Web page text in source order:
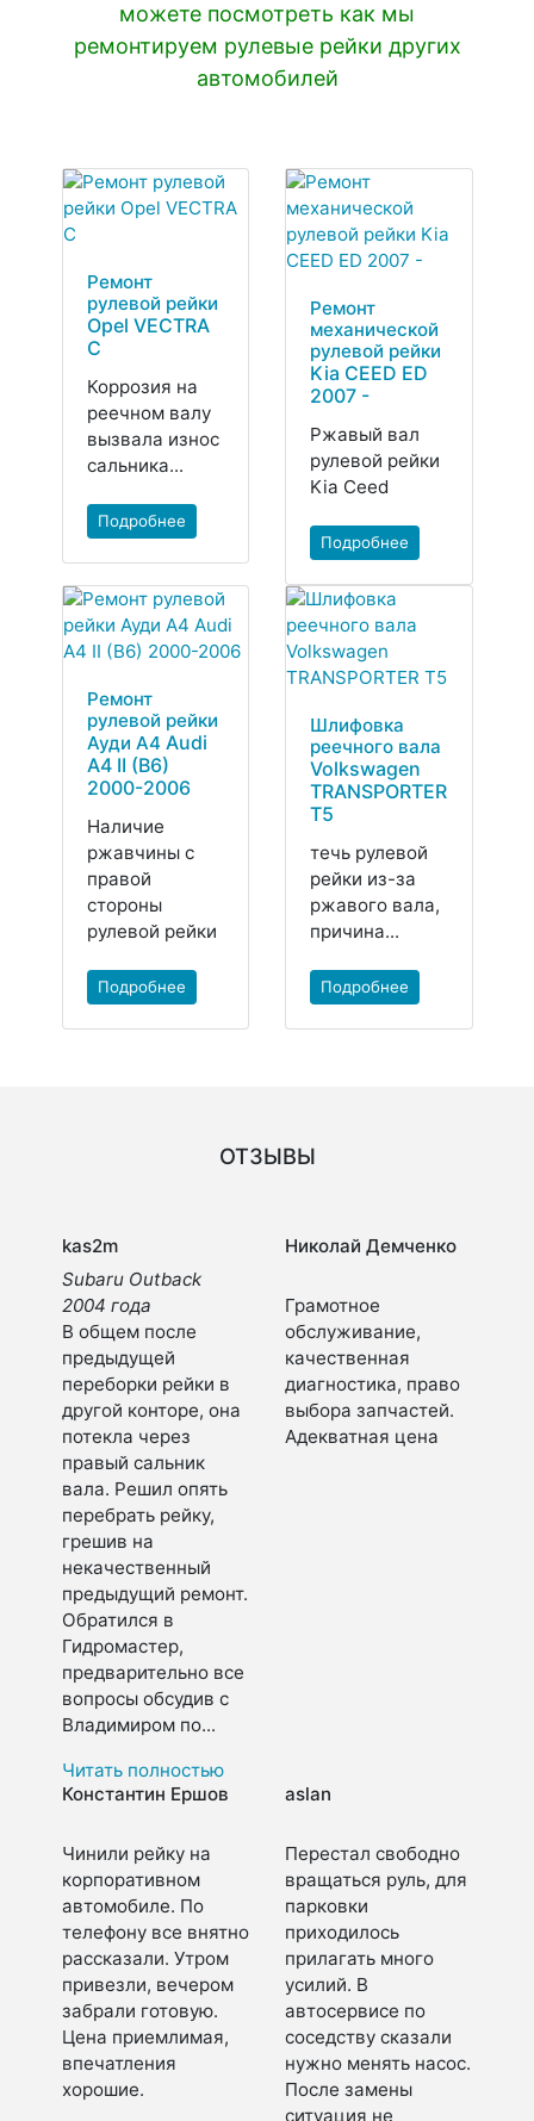
можете посмотреть как мы
ремонтируем рулевые рейки других
автомобилей
Ремонт
рулевой рейки
Opel VECTRA
C
Коррозия на
реечном валу
вызвала износ
сальника...
Подробнее
Ремонт
механической
рулевой рейки
Kia CEED ED
2007 -
Ржавый вал
рулевой рейки
Kia Ceed
Подробнее
Ремонт
рулевой рейки
Ауди А4 Audi
A4 II (B6)
2000-2006
Наличие
ржавчины с
правой
стороны
рулевой рейки
Подробнее
Шлифовка
реечного вала
Volkswagen
TRANSPORTER
T5
течь рулевой
рейки из-за
ржавого вала,
причина...
Подробнее
ОТЗЫВЫ
kas2m
Subaru Outback
2004 года
В общем после
предыдущей
переборки рейки в
другой конторе, она
потекла через
правый сальник
вала. Решил опять
перебрать рейку,
грешив на
некачественный
предыдущий ремонт.
Обратился в
Гидромастер,
предварительно все
вопросы обсудив с
Владимиром по...
Читать полностью
Николай Демченко
Грамотное
обслуживание,
качественная
диагностика, право
выбора запчастей.
Адекватная цена
Константин Ершов
Чинили рейку на
корпоративном
автомобиле. По
телефону все внятно
рассказали. Утром
привезли, вечером
забрали готовую.
Цена приемлимая,
впечатления
хорошие.
aslan
Перестал свободно
вращаться руль, для
парковки
приходилось
прилагать много
усилий. В
автосервисе по
соседству сказали
нужно менять насос.
После замены
ситуация не